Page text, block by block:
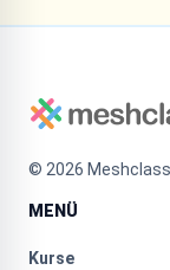
© 2026
MENÜ
Kurse